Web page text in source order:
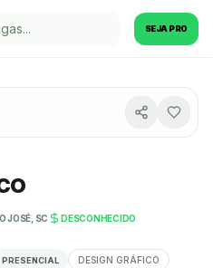
SEJA PRO
JOSÉ, SC DESCONHECIDO
PRESENCIAL
DESIGN GRÁFICO